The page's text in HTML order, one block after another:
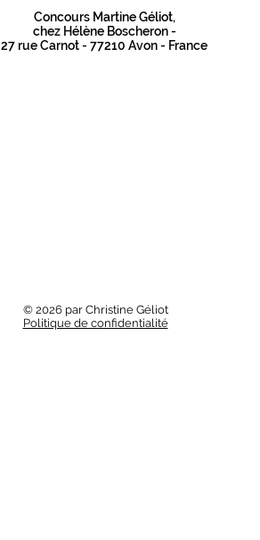
Concours Martine Géliot,
chez Hélène Boscheron -
27 rue Carnot - 77210 Avon - France
© 2026 par Christine Géliot
Politique de confidentialité